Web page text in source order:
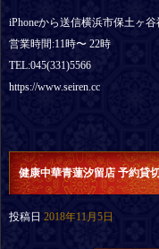
iPhoneから送信横浜市保土ヶ
営業時間:11時〜 22時
TEL:045(331)5566
https://www.seiren.cc
健康中華青蓮汐留店 予約貸切
投稿日 2018年11月5日